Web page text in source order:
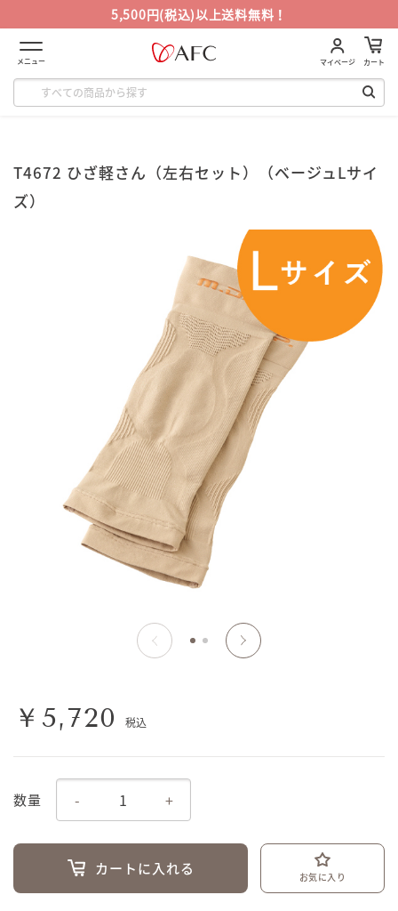
5,500円(税込)以上送料無料！
メニュー マイページ カート
T4672 ひざ軽さん（左右セット）（ベージュLサイ
ズ）
￥5,720 税込
数量 - +
カートに入れる お気に入り